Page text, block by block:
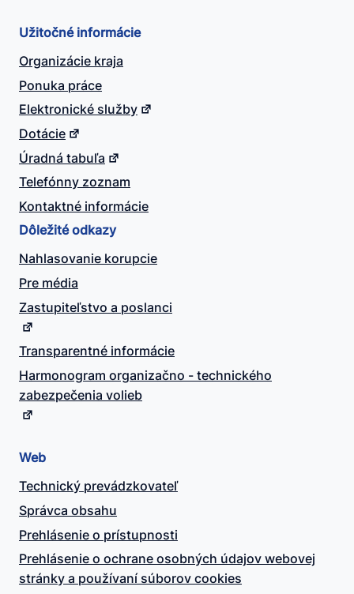
Užitočné informácie
Organizácie kraja
Ponuka práce
Elektronické služby
Dotácie
Úradná tabuľa
Telefónny zoznam
Kontaktné informácie
Dôležité odkazy
Nahlasovanie korupcie
Pre média
Zastupiteľstvo a poslanci
Transparentné informácie
Harmonogram organizačno - technického
zabezpečenia volieb
Web
Technický prevádzkovateľ
Správca obsahu
Prehlásenie o prístupnosti
Prehlásenie o ochrane osobných údajov webovej
stránky a používaní súborov cookies